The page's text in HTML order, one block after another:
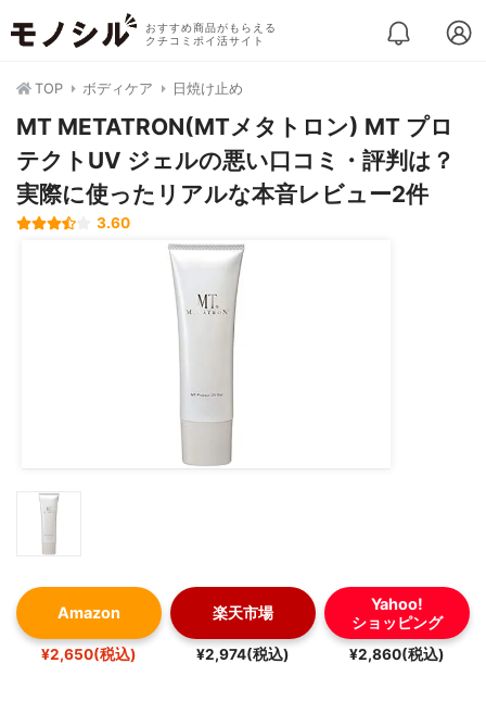
おすすめ商品がもらえる
クチコミポイ活サイト
TOP ボディケア 日焼け止め
MT METATRON(MTメタトロン) MT プロ
テクトUV ジェルの悪い口コミ・評判は？
実際に使ったリアルな本音レビュー2件
3.60
Amazon
¥2,650(税込)
楽天市場
¥2,974(税込)
Yahoo!
ショッピング
¥2,860(税込)